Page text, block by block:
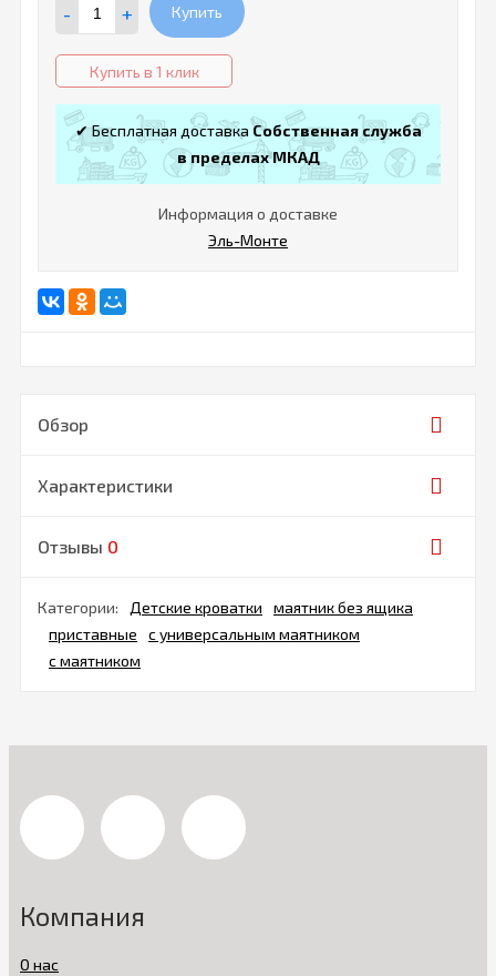
- + Купить
Купить в 1 клик
✔ Бесплатная доставкаСобственная служба
в пределах МКАД
Информация о доставке
Эль-Монте
Обзор
Характеристики
Отзывы 0
Категории: Детские кроватки
маятник без ящика
приставные
с универсальным маятником
с маятником
Компания
О нас